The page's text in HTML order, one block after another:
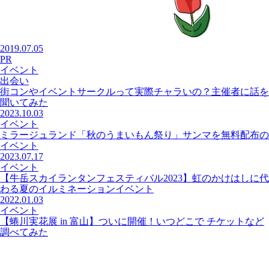
2019.07.05
PR
イベント
出会い
街コンやイベントサークルって実際チャラいの？主催者に話を
聞いてみた
2023.10.03
イベント
ミラージュランド「秋のうまいもん祭り」サンマを無料配布の
イベント
2023.07.17
イベント
【牛岳スカイランタンフェスティバル2023】虹のかけはしに代
わる夏のイルミネーションイベント
2022.01.03
イベント
【蜷川実花展 in 富山】ついに開催！いつどこで チケットなど
調べてみた